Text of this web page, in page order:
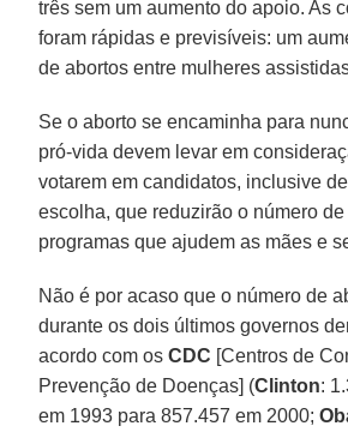
três sem um aumento do apoio. As
foram rápidas e previsíveis: um
de abortos entre mulheres
Se o aborto se encaminha para
pró-vida devem levar em
votarem em candidatos, inclusive
escolha, que reduzirão o número
programas que ajudem as mães e
Não é por acaso que o número de
durante os dois últimos governos
acordo com osCDC [Centros de
Prevenção de Doenças] (Clinton:
em 1993 para 857.457 em 2000;